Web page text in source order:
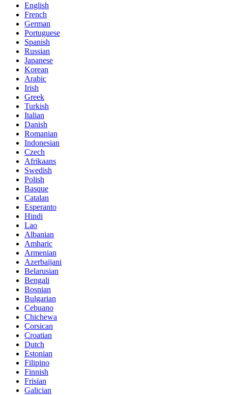
English
French
German
Portuguese
Spanish
Russian
Japanese
Korean
Arabic
Irish
Greek
Turkish
Italian
Danish
Romanian
Indonesian
Czech
Afrikaans
Swedish
Polish
Basque
Catalan
Esperanto
Hindi
Lao
Albanian
Amharic
Armenian
Azerbaijani
Belarusian
Bengali
Bosnian
Bulgarian
Cebuano
Chichewa
Corsican
Croatian
Dutch
Estonian
Filipino
Finnish
Frisian
Galician